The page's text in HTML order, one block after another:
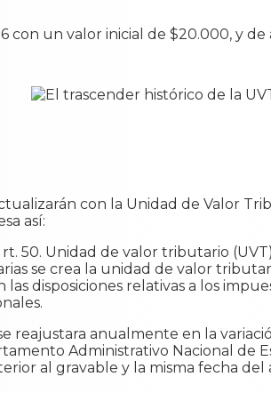
con un valor inicial de $20.000, y
con la Unidad de Valor
así:
rt. 50. Unidad de valor tributario
se crea la unidad de valor
disposiciones relativas a los
reajustara anualmente en la
Administrativo Nacional de
al gravable y la misma fecha